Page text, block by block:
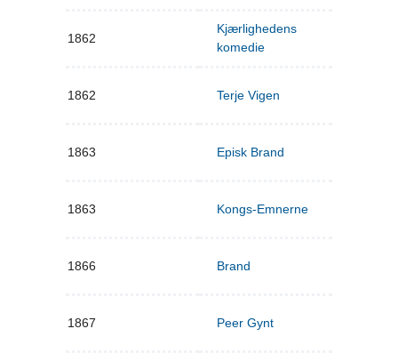
1862
Kjærlighedens
komedie
1862 Terje Vigen
1863 Episk Brand
1863 Kongs-Emnerne
1866 Brand
1867 Peer Gynt